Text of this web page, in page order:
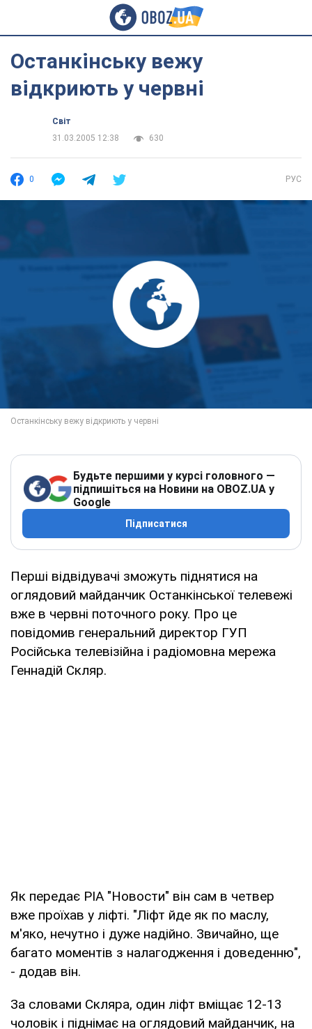
Останкінську вежу
відкриють у червні
Світ
31.03.2005 12:38
630
0 РУС
Будьте першими у курсі головного —
підпишіться на Новини на OBOZ.UA у
Google
Підписатися
Перші відвідувачі зможуть піднятися на
оглядовий майданчик Останкінської телевежі
вже в червні поточного року. Про це
повідомив генеральний директор ГУП
Російська телевізійна і радіомовна мережа
Геннадій Скляр.
Як передає РІА "Новости" він сам в четвер
вже проїхав у ліфті. "Ліфт йде як по маслу,
м'яко, нечутно і дуже надійно. Звичайно, ще
багато моментів з налагодження і доведенню",
- додав він.
За словами Скляра, один ліфт вміщає 12-13
чоловік і піднімає на оглядовий майданчик, на